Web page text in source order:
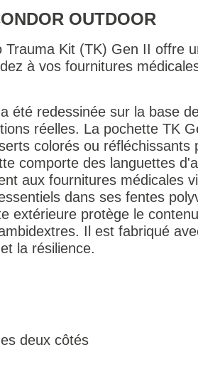
OUTDOOR
Kit (TK) Gen II offre
à vos fournitures
été redessinée sur la base
réelles. La pochette TK
colorés ou réfléchissants
comporte des languettes
aux fournitures médicales
dans ses fentes
extérieure protège le
Il est fabriqué
la résilience.
deux côtés